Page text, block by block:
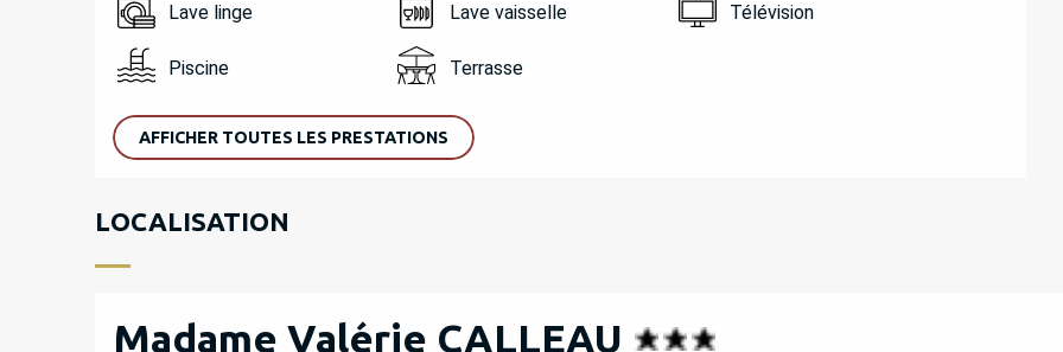
Lave linge Lave vaisselle Télévision
Piscine Terrasse
AFFICHER TOUTES LES PRESTATIONS
LOCALISATION
Madame Valérie CALLEAU